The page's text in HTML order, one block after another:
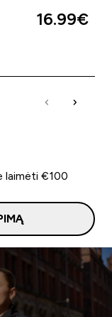
16.99€‎
laimėti €100